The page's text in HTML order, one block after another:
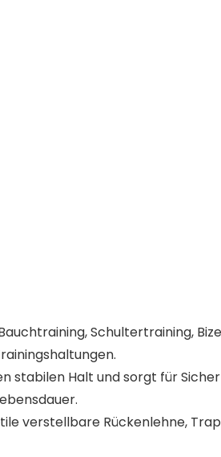
Schultertraining,
stabilen Halt und sorgt für
verstellbare Rückenlehne,